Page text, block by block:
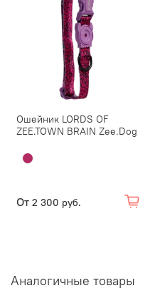
Ошейник LORDS OF
ZEE.TOWN BRAIN Zee.Dog
От 2 300 руб.
Аналогичные товары